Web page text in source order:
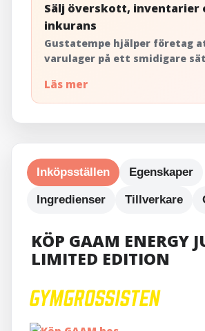
Sälj överskott, inventarier
inkurans
Gustatempe hjälper företag
varulager på ett smidigare
Läs mer
Inköpsställen Egenskaper
Ingredienser Tillverkare
KÖP GAAM ENERGY
LIMITED EDITION